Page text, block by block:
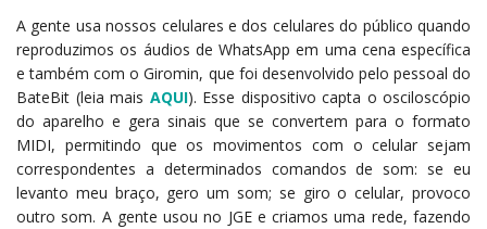
A gente usa nossos celulares e dos celulares do público quando
reproduzimos os áudios de WhatsApp em uma cena específica
e também com o Giromin, que foi desenvolvido pelo pessoal do
BateBit (leia mais AQUI). Esse dispositivo capta o osciloscópio
do aparelho e gera sinais que se convertem para o formato
MIDI, permitindo que os movimentos com o celular sejam
correspondentes a determinados comandos de som: se eu
levanto meu braço, gero um som; se giro o celular, provoco
outro som. A gente usou no JGE e criamos uma rede, fazendo